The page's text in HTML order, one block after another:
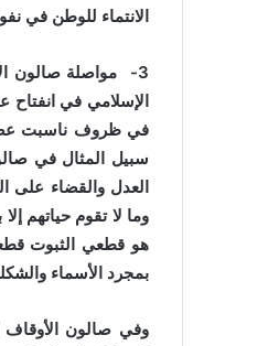
الانتماء للوطن في
3- مواصلة صالون
الإسلامي في
في ظروف ناسبت
سبيل المثال في
العدل والقضاء على
وما لا تقوم حياتهم
هو قطعي الثبوت
بمجرد الأسماء
وفي صالون